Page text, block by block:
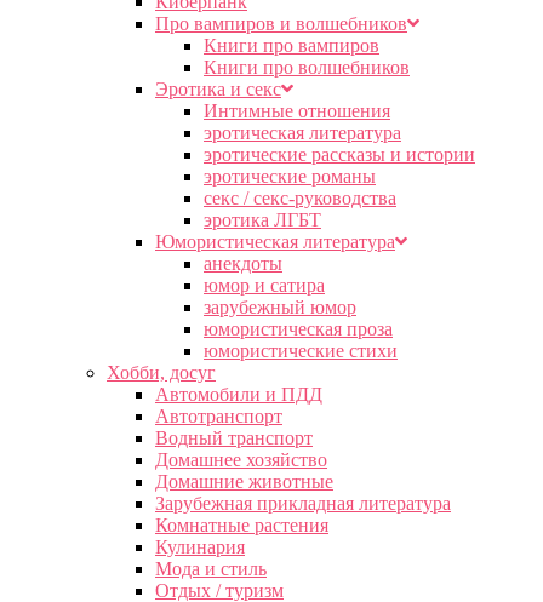
Про вампиров и волшебников
Книги про вампиров
Книги про волшебников
Эротика и секс
Интимные отношения
эротическая литература
эротические рассказы и истории
эротические романы
секс / секс-руководства
эротика ЛГБТ
Юмористическая литература
анекдоты
юмор и сатира
зарубежный юмор
юмористическая проза
юмористические стихи
Хобби, досуг
Автомобили и ПДД
Автотранспорт
Водный транспорт
Домашнее хозяйство
Домашние животные
Зарубежная прикладная литература
Комнатные растения
Кулинария
Мода и стиль
Отдых / туризм